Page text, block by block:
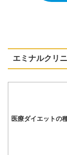
エミナルクリ
医療ダイエットの